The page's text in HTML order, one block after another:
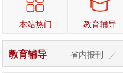
本站热门 教育辅导
教育辅导 省内报刊